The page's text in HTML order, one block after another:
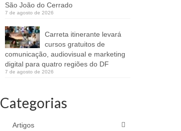
São João do Cerrado
7 de agosto de 2026
Carreta itinerante levará
cursos gratuitos de
comunicação, audiovisual e marketing
digital para quatro regiões do DF
7 de agosto de 2026
Categorias
Artigos